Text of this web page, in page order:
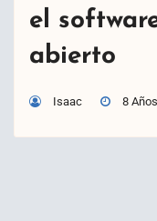
el
abierto
Isaac 8